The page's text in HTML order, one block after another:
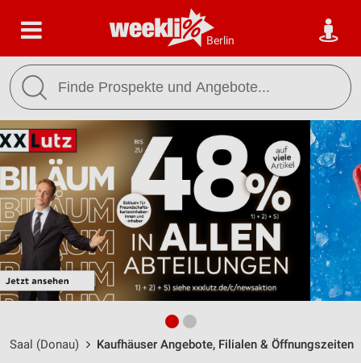
Berlin
Saal (Donau) Kaufhäuser Angebote, Filialen & Öffnungszeiten